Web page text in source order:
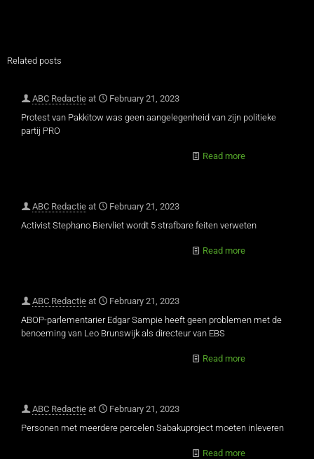
Related posts
ABC Redactie at
February 21, 2023
Protest van Pakkitow was geen aangelegenheid van zijn politieke
partij PRO
Read more
ABC Redactie at
February 21, 2023
Activist Stephano Biervliet wordt 5 strafbare feiten verweten
Read more
ABC Redactie at
February 21, 2023
ABOP-parlementarier Edgar Sampie heeft geen problemen met de
benoeming van Leo Brunswijk als directeur van EBS
Read more
ABC Redactie at
February 21, 2023
Personen met meerdere percelen Sabakuproject moeten inleveren
Read more